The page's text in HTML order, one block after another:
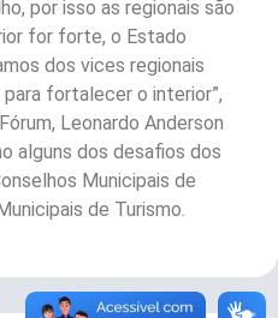
por isso as regionais são
for forte, o Estado
dos vices regionais
fortalecer o interior”,
Leonardo Anderson
alguns dos desafios dos
Municipais de
de Turismo.